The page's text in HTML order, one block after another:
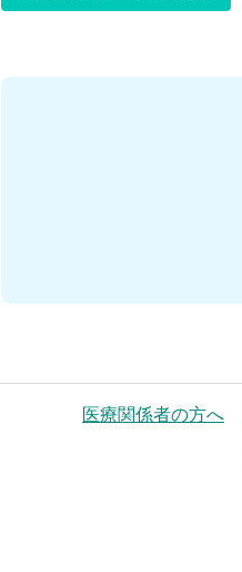
医療関係者の方へ